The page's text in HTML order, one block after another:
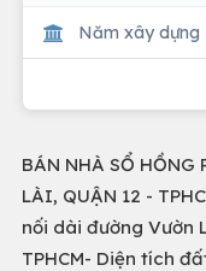
Năm xây dựng
BÁN NHÀ SỔ HỒNG
LÀI, QUẬN 12 -
nối dài đường Vườn
TPHCM- Diện tích